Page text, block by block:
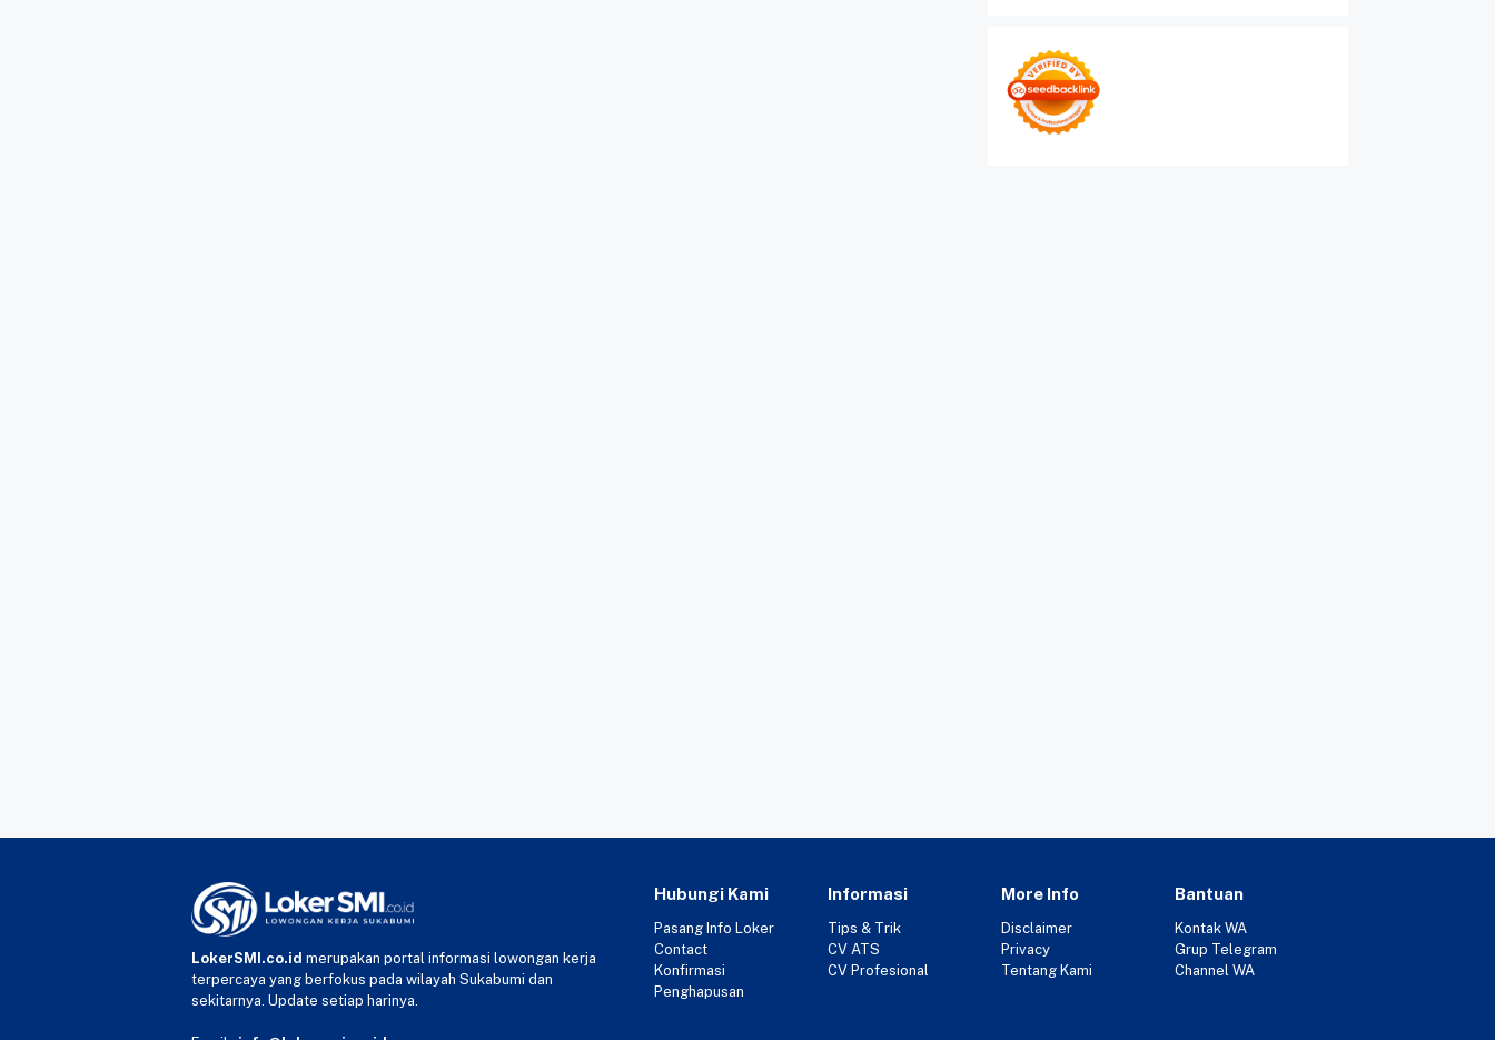
LokerSMI.co.id merupakan portal informasi lowongan kerja
terpercaya yang berfokus pada wilayah Sukabumi dan
sekitarnya. Update setiap harinya.
Hubungi Kami
Pasang Info Loker
Contact
Konfirmasi
Penghapusan
Informasi
Tips & Trik
CV ATS
CV Profesional
More Info
Disclaimer
Privacy
Tentang Kami
Bantuan
Kontak WA
Grup Telegram
Channel WA